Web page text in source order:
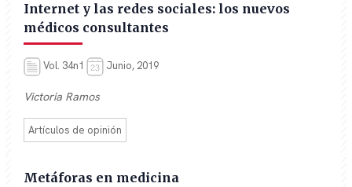
Internet y las redes sociales: los nuevos
médicos consultantes
Vol. 34n1 Junio, 2019
Victoria Ramos
Artículos de opinión
Metáforas en medicina